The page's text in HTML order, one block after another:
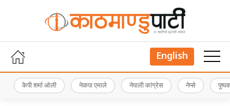
English
केपी शर्मा ओली नेकपा एमाले नेपाली कांग्रेस नेप्से